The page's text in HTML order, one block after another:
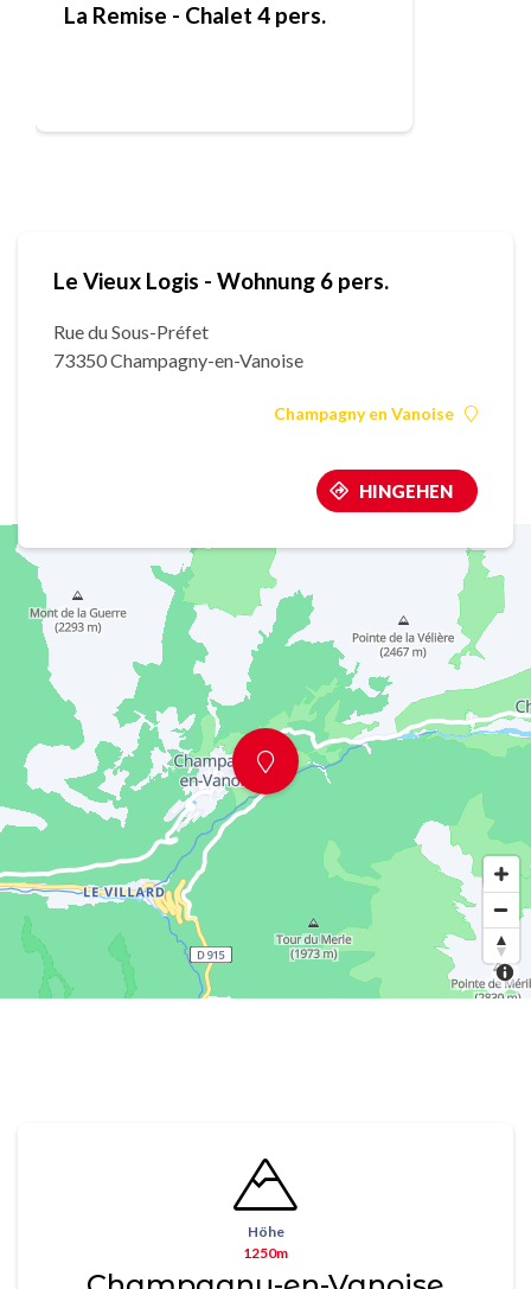
La Remise - Chalet 4 pers.
Le Vieux Logis - Wohnung 6 pers.
Rue du Sous-Préfet
73350 Champagny-en-Vanoise
Champagny en Vanoise
HINGEHEN
Höhe
1250m